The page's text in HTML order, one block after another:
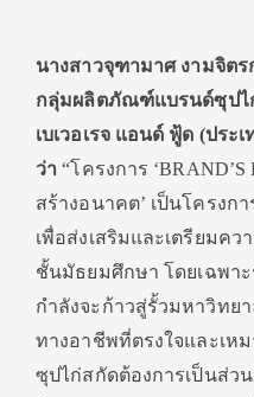
นางสาวจุฑามาศ งามจิต
กลุ่มผลิตภัณฑ์แบรนด์ซุปไ
เบเวอเรจ แอนด์ ฟู้ด (ประ
ว่า“โครงการ
สร้างอนาคต’ เป็นโครงก
เพื่อส่งเสริมและเตรียมค
ชั้นมัธยมศึกษา โดยเฉพา
กำลังจะก้าวสู่รั้วมหาวิทย
ทางอาชีพที่ตรงใจและเห
ซุปไก่สกัดต้องการเป็นส่ว